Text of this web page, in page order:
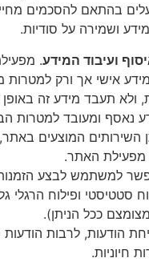
מחייבים
סודיות.
המידע. מפעילת האתר
ורק למטרות מוגדרות,
מידע זה באופן שאינו
למטרות הבאות:
המוצעים באתר, לרבות
לבצע הזמנות באמצעות
ופילוח הרגלי גלישה (במידע
לרבות הודעות פרסומת